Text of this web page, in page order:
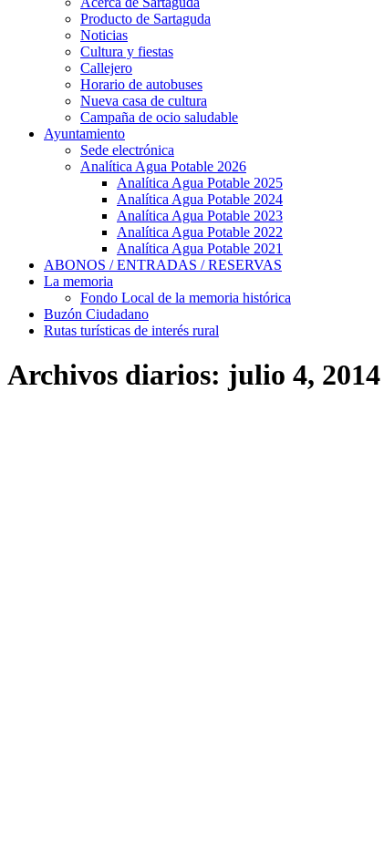
Producto de Sartaguda
Noticias
Cultura y fiestas
Callejero
Horario de autobuses
Nueva casa de cultura
Campaña de ocio saludable
Ayuntamiento
Sede electrónica
Analítica Agua Potable 2026
Analítica Agua Potable 2025
Analítica Agua Potable 2024
Analítica Agua Potable 2023
Analítica Agua Potable 2022
Analítica Agua Potable 2021
ABONOS / ENTRADAS / RESERVAS
La memoria
Fondo Local de la memoria histórica
Buzón Ciudadano
Rutas turísticas de interés rural
Archivos diarios: julio 4, 2014